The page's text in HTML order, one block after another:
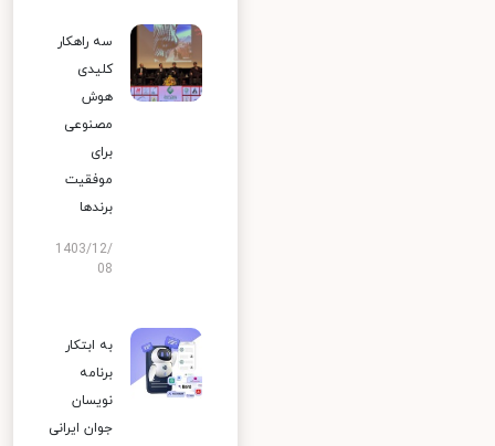
سه راهکار
کلیدی
هوش
مصنوعی
برای
موفقیت
برندها
1403/12/
08
به ابتکار
برنامه
نویسان
جوان ایرانی